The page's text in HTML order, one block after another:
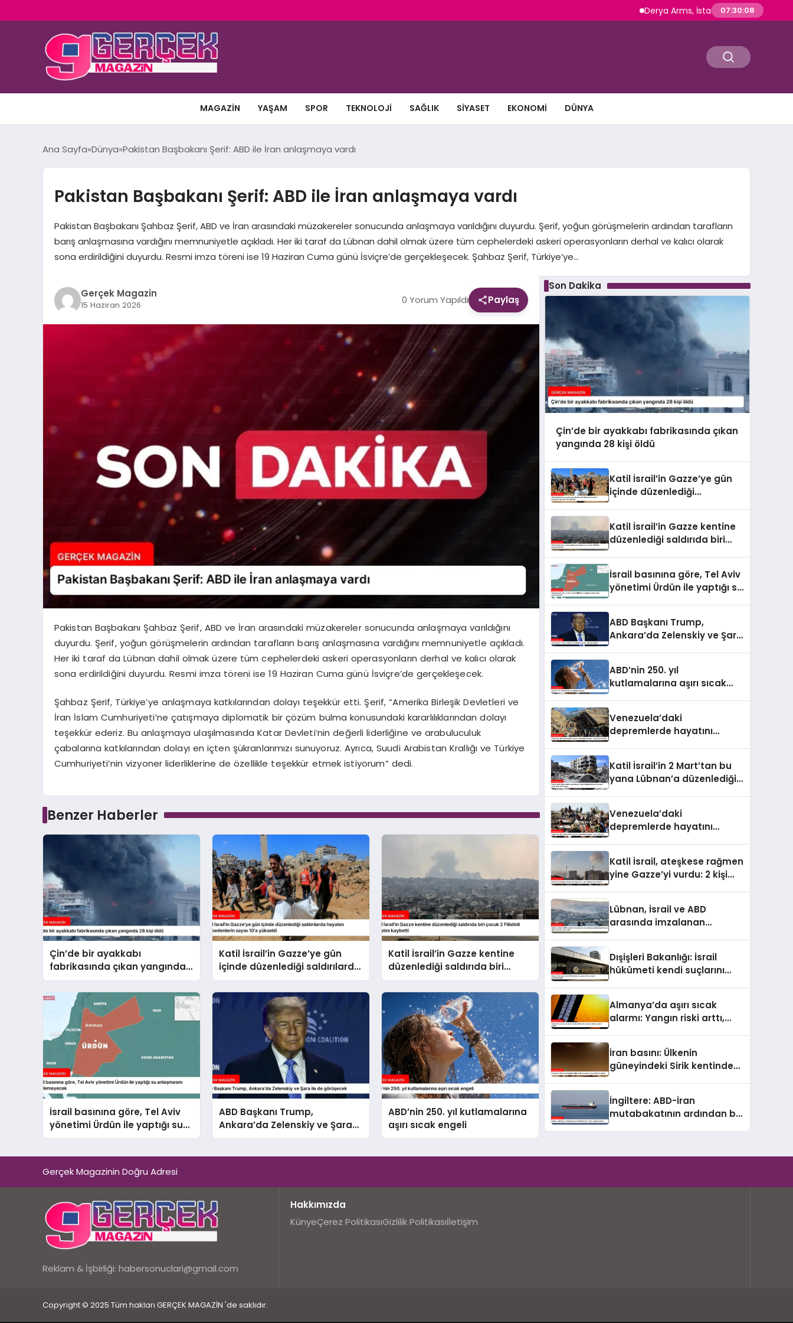
Derya Arms, İstanbul Prohunt 2026’da
07:30:09
MAGAZIN YAŞAM SPOR TEKNOLOJI SAĞLIK SIYASET EKONOMI DÜNYA
Ana Sayfa Dünya Pakistan Başbakanı Şerif: ABD ile İran anlaşmaya vardı
Pakistan Başbakanı Şerif: ABD ile İran anlaşmaya vardı
Pakistan Başbakanı Şahbaz Şerif, ABD ve İran arasındaki müzakereler sonucunda anlaşmaya varıldığını duyurdu. Şerif, yoğun görüşmelerin ardından tarafların
barış anlaşmasına vardığını memnuniyetle açıkladı. Her iki taraf da Lübnan dahil olmak üzere tüm cephelerdeki askeri operasyonların derhal ve kalıcı olarak
sona erdirildiğini duyurdu. Resmi imza töreni ise 19 Haziran Cuma günü İsviçre’de gerçekleşecek. Şahbaz Şerif, Türkiye’ye…
Gerçek Magazin
15 Haziran 2026 0 Yorum Yapıldı Paylaş
Pakistan Başbakanı Şahbaz Şerif, ABD ve İran arasındaki müzakereler sonucunda anlaşmaya varıldığını
duyurdu. Şerif, yoğun görüşmelerin ardından tarafların barış anlaşmasına vardığını memnuniyetle açıkladı.
Her iki taraf da Lübnan dahil olmak üzere tüm cephelerdeki askeri operasyonların derhal ve kalıcı olarak
sona erdirildiğini duyurdu. Resmi imza töreni ise 19 Haziran Cuma günü İsviçre’de gerçekleşecek.
Şahbaz Şerif, Türkiye’ye anlaşmaya katkılarından dolayı teşekkür etti. Şerif, “Amerika Birleşik Devletleri ve
İran İslam Cumhuriyeti’ne çatışmaya diplomatik bir çözüm bulma konusundaki kararlılıklarından dolayı
teşekkür ederiz. Bu anlaşmaya ulaşılmasında Katar Devleti’nin değerli liderliğine ve arabuluculuk
çabalarına katkılarından dolayı en içten şükranlarımızı sunuyoruz. Ayrıca, Suudi Arabistan Krallığı ve Türkiye
Cumhuriyeti’nin vizyoner liderliklerine de özellikle teşekkür etmek istiyorum” dedi.
Benzer Haberler
Çin’de bir ayakkabı
fabrikasında çıkan yangında
28 kişi öldü
Katil İsrail’in Gazze’ye gün
içinde düzenlediği saldırılarda
hayatını kaybedenlerin sayısı
10’a yükseldi
Katil İsrail’in Gazze kentine
düzenlediği saldırıda biri
çocuk 2 Filistinli hayatını
kaybetti
İsrail basınına göre, Tel Aviv
yönetimi Ürdün ile yaptığı su
anlaşmasını yenilemeyecek
ABD Başkanı Trump,
Ankara’da Zelenskiy ve Şara
ile de görüşecek
ABD’nin 250. yıl kutlamalarına
aşırı sıcak engeli
Son Dakika
Çin’de bir ayakkabı fabrikasında çıkan
yangında 28 kişi öldü
Katil İsrail’in Gazze’ye gün
içinde düzenlediği
yükseldi
Katil İsrail’in Gazze kentine
düzenlediği saldırıda biri
İsrail basınına göre, Tel Aviv
yönetimi Ürdün ile yaptığı su
ABD Başkanı Trump,
Ankara’da Zelenskiy ve Şara
ABD’nin 250. yıl
kutlamalarına aşırı sıcak
Venezuela’daki
depremlerde hayatını
Katil İsrail’in 2 Mart’tan bu
yana Lübnan’a düzenlediği
Venezuela’daki
depremlerde hayatını
Katil İsrail, ateşkese rağmen
yine Gazze’yi vurdu: 2 kişi
Lübnan, İsrail ve ABD
arasında imzalanan
detaylar ortaya çıktı
Dışişleri Bakanlığı: İsrail
hükümeti kendi suçlarını
Almanya’da aşırı sıcak
alarmı: Yangın riski arttı,
İran basını: Ülkenin
güneyindeki Sirik kentinde
İngiltere: ABD-İran
mutabakatının ardından bir
Gerçek Magazinin Doğru Adresi
Reklam & İşbirliği: habersonuclari@gmail.com
Hakkımızda
KünyeÇerez PolitikasıGizlilik Politikasıİletişim
Copyright © 2025 Tüm hakları GERÇEK MAGAZİN 'de saklıdır.